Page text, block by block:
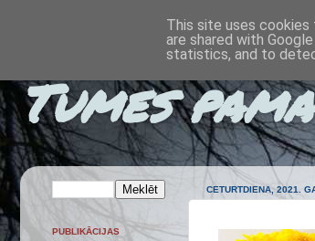
Tumes
CETURTDIENA, 2021.
PUBLIKĀCIJAS
This site uses cookies
are shared with
statistics, and to